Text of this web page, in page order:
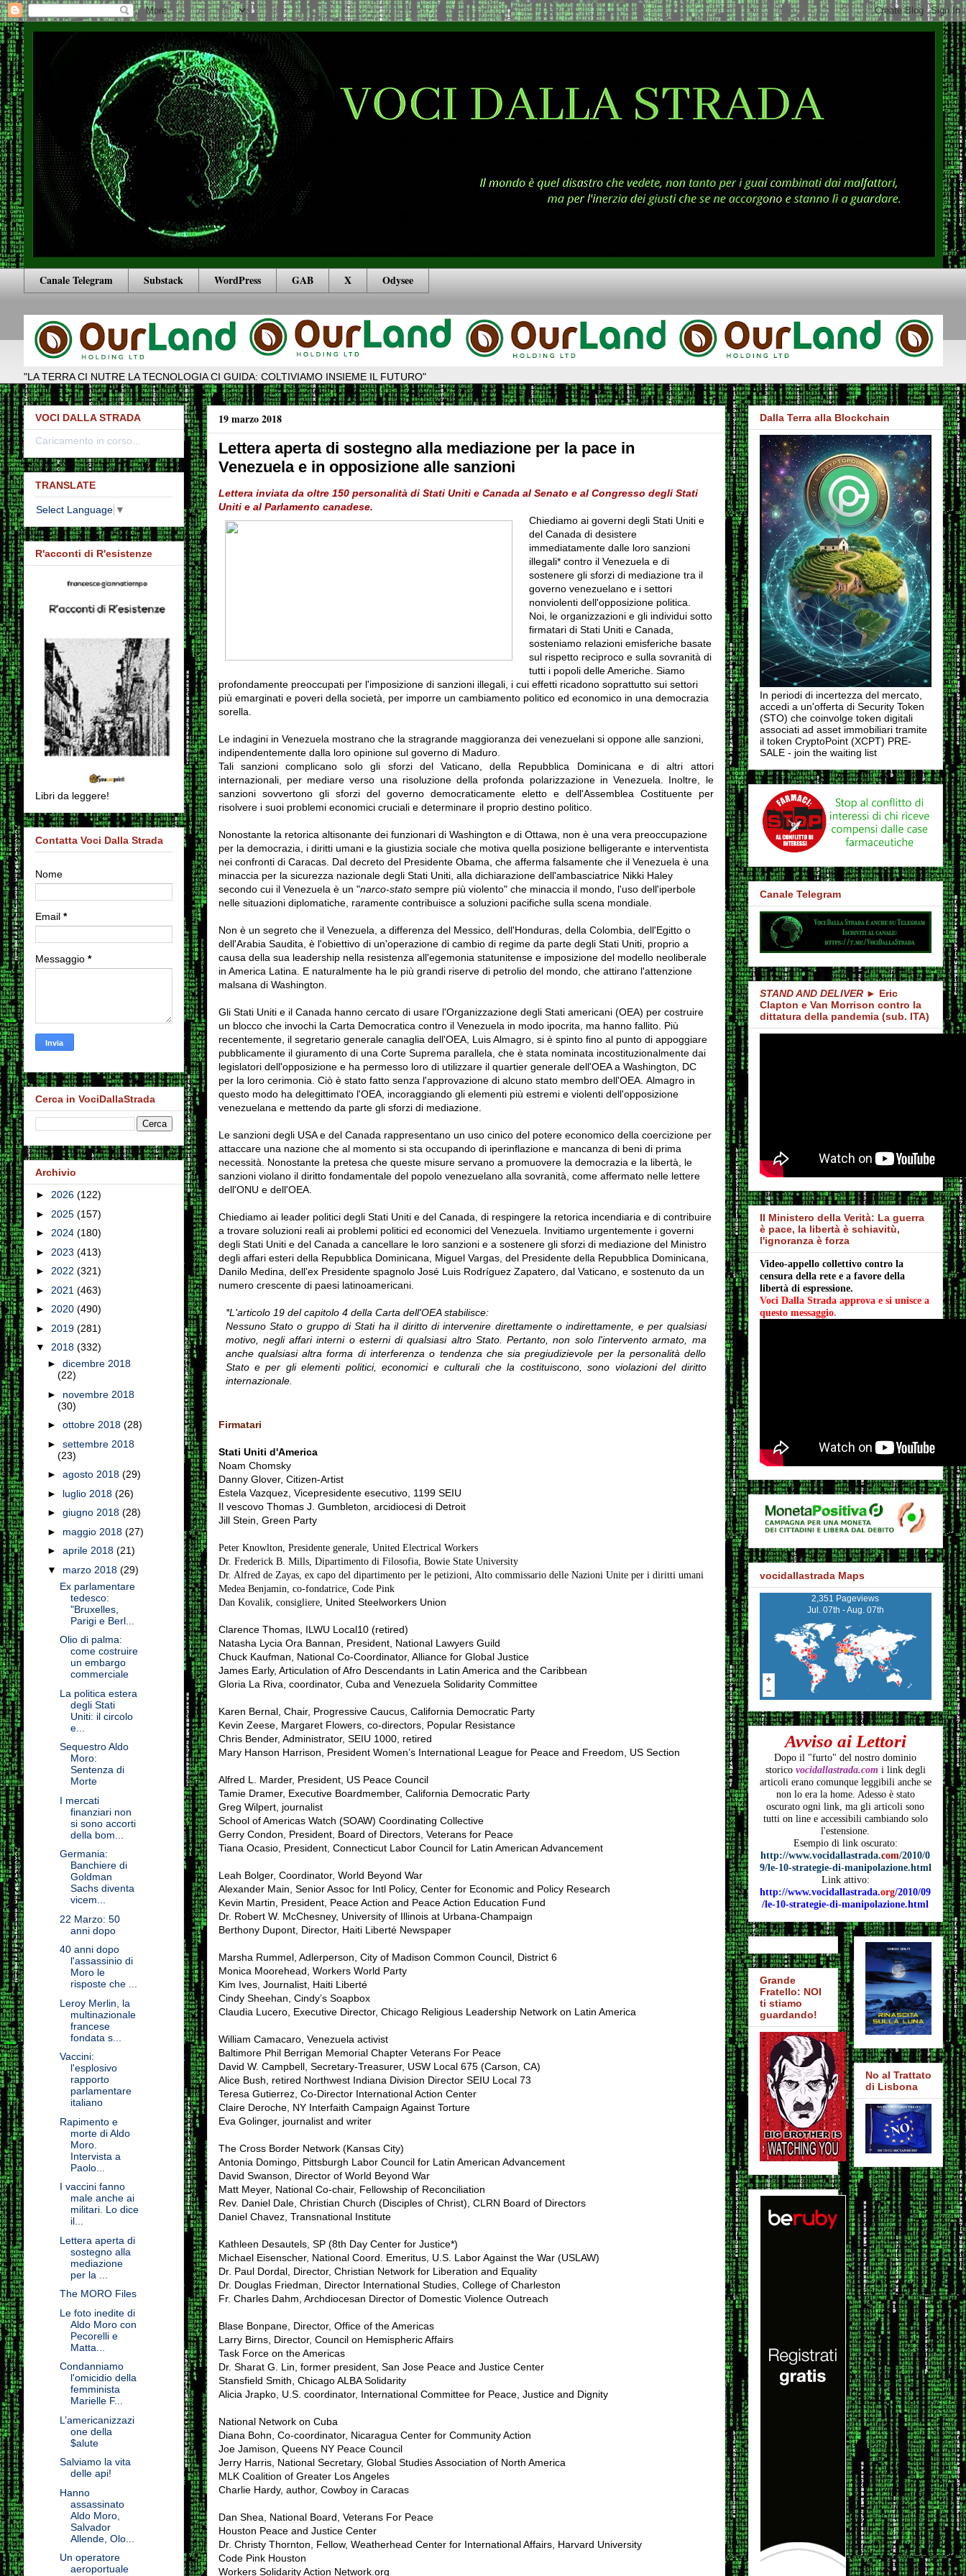
Canale Telegram Substack WordPress GAB X Odysee
"LA TERRA CI NUTRE LA TECNOLOGIA CI GUIDA: COLTIVIAMO INSIEME IL FUTURO"
19 marzo 2018
Lettera aperta di sostegno alla mediazione per la pace in
Venezuela e in opposizione alle sanzioni
Lettera inviata da oltre 150 personalità di Stati Uniti e Canada al Senato e al Congresso degli Stati
Uniti e al Parlamento canadese.
Chiediamo ai governi degli Stati Uniti e
del Canada di desistere
immediatamente dalle loro sanzioni
illegali* contro il Venezuela e di
sostenere gli sforzi di mediazione tra il
governo venezuelano e i settori
nonviolenti dell'opposizione politica.
Noi, le organizzazioni e gli individui sotto
firmatari di Stati Uniti e Canada,
sosteniamo relazioni emisferiche basate
sul rispetto reciproco e sulla sovranità di
tutti i popoli delle Americhe. Siamo
profondamente preoccupati per l'imposizione di sanzioni illegali, i cui effetti ricadono soprattutto sui settori
più emarginati e poveri della società, per imporre un cambiamento politico ed economico in una democrazia
sorella.
Le indagini in Venezuela mostrano che la stragrande maggioranza dei venezuelani si oppone alle sanzioni,
indipendentemente dalla loro opinione sul governo di Maduro.
Tali sanzioni complicano solo gli sforzi del Vaticano, della Repubblica Dominicana e di altri attori
internazionali, per mediare verso una risoluzione della profonda polarizzazione in Venezuela.
Inoltre, le
sanzioni sovvertono gli sforzi del governo democraticamente eletto e dell'Assemblea Costituente per
risolvere i suoi problemi economici cruciali e determinare il proprio destino politico.
Nonostante la retorica altisonante dei funzionari di Washington e di Ottawa, non è una vera preoccupazione
per la democrazia, i diritti umani e la giustizia sociale che motiva quella posizione belligerante e interventista
nei confronti di Caracas. Dal decreto del Presidente Obama, che afferma falsamente che il Venezuela è una
minaccia per la sicurezza nazionale degli Stati Uniti, alla dichiarazione dell'ambasciatrice Nikki Haley
secondo cui il Venezuela è un "narco-statosempre più violento" che minaccia il mondo, l'uso dell'iperbole
nelle situazioni diplomatiche, raramente contribuisce a soluzioni pacifiche sulla scena mondiale.
Non è un segreto che il Venezuela, a differenza del Messico, dell'Honduras, della Colombia, dell'Egitto o
dell'Arabia Saudita, è l'obiettivo di un'operazione di cambio di regime da parte degli Stati Uniti, proprio a
causa della sua leadership nella resistenza all'egemonia statunitense e imposizione del modello neoliberale
in America Latina.
E naturalmente ha le più grandi riserve di petrolio del mondo, che attirano l'attenzione
malsana di Washington.
Gli Stati Uniti e il Canada hanno cercato di usare l'Organizzazione degli Stati americani (OEA) per costruire
un blocco che invochi la Carta Democratica contro il Venezuela in modo ipocrita, ma hanno fallito. Più
recentemente, il segretario generale canaglia dell'OEA, Luis Almagro, si è spinto fino al punto di appoggiare
pubblicamente il giuramento di una Corte Suprema parallela, che è stata nominata incostituzionalmente dai
legislatori dell'opposizione e ha permesso loro di utilizzare il quartier generale dell'OEA a Washington, DC
per la loro cerimonia. Ciò è stato fatto senza l'approvazione di alcuno stato membro dell'OEA. Almagro in
questo modo ha delegittimato l'OEA, incoraggiando gli elementi più estremi e violenti dell'opposizione
venezuelana e mettendo da parte gli sforzi di mediazione.
Le sanzioni degli USA e del Canada rappresentano un uso cinico del potere economico della coercizione per
attaccare una nazione che al momento si sta occupando di iperinflazione e mancanza di beni di prima
necessità.
Nonostante la pretesa che queste misure servano a promuovere la democrazia e la libertà, le
sanzioni violano il diritto fondamentale del popolo venezuelano alla sovranità, come affermato nelle lettere
dell'ONU e dell'OEA.
Chiediamo ai leader politici degli Stati Uniti e del Canada, di respingere la retorica incendiaria e di contribuire
a trovare soluzioni reali ai problemi politici ed economici del Venezuela.
Invitiamo urgentemente i governi
degli Stati Uniti e del Canada a cancellare le loro sanzioni e a sostenere gli sforzi di mediazione del Ministro
degli affari esteri della Repubblica Dominicana, Miguel Vargas, del Presidente della Repubblica Dominicana,
Danilo Medina, dell'ex Presidente spagnolo José Luis Rodríguez Zapatero, dal Vaticano, e sostenuto da un
numero crescente di paesi latinoamericani.
*L'articolo 19 del capitolo 4 della Carta dell'OEA stabilisce:
Nessuno Stato o gruppo di Stati ha il diritto di intervenire direttamente o indirettamente, e per qualsiasi
motivo, negli affari interni o esterni di qualsiasi altro Stato.
Pertanto, non solo l'intervento armato, ma
anche qualsiasi altra forma di interferenza o tendenza che sia pregiudizievole per la personalità dello
Stato e per gli elementi politici, economici e culturali che la costituiscono, sono violazioni del diritto
internazionale.
Firmatari
Stati Uniti d'America
Noam Chomsky
Danny Glover, Citizen-Artist
Estela Vazquez, Vicepresidente esecutivo, 1199 SEIU
Il vescovo Thomas J. Gumbleton, arcidiocesi di Detroit
Jill Stein, Green Party
Peter Knowlton, Presidente generale, United Electrical Workers
Dr. Frederick B. Mills, Dipartimento di Filosofia, Bowie State University
Dr. Alfred de Zayas, ex capo del dipartimento per le petizioni, Alto commissario delle Nazioni Unite per i diritti umani
Medea Benjamin, co-fondatrice, Code Pink
Dan Kovalik, consigliere, United Steelworkers Union
Clarence Thomas, ILWU Local10 (retired)
Natasha Lycia Ora Bannan, President, National Lawyers Guild
Chuck Kaufman, National Co-Coordinator, Alliance for Global Justice
James Early, Articulation of Afro Descendants in Latin America and the Caribbean
Gloria La Riva, coordinator, Cuba and Venezuela Solidarity Committee
Karen Bernal, Chair, Progressive Caucus, California Democratic Party
Kevin Zeese, Margaret Flowers, co-directors, Popular Resistance
Chris Bender, Administrator, SEIU 1000, retired
Mary Hanson Harrison, President Women’s International League for Peace and Freedom, US Section
Alfred L. Marder, President, US Peace Council
Tamie Dramer, Executive Boardmember, California Democratic Party
Greg Wilpert, journalist
School of Americas Watch (SOAW) Coordinating Collective
Gerry Condon, President, Board of Directors, Veterans for Peace
Tiana Ocasio, President, Connecticut Labor Council for Latin American Advancement
Leah Bolger, Coordinator, World Beyond War
Alexander Main, Senior Assoc for Intl Policy, Center for Economic and Policy Research
Kevin Martin, President, Peace Action and Peace Action Education Fund
Dr. Robert W. McChesney, University of Illinois at Urbana-Champaign
Berthony Dupont, Director, Haiti Liberté Newspaper
Marsha Rummel, Adlerperson, City of Madison Common Council, District 6
Monica Moorehead, Workers World Party
Kim Ives, Journalist, Haiti Liberté
Cindy Sheehan, Cindy’s Soapbox
Claudia Lucero, Executive Director, Chicago Religious Leadership Network on Latin America
William Camacaro, Venezuela activist
Baltimore Phil Berrigan Memorial Chapter Veterans For Peace
David W. Campbell, Secretary-Treasurer, USW Local 675 (Carson, CA)
Alice Bush, retired Northwest Indiana Division Director SEIU Local 73
Teresa Gutierrez, Co-Director International Action Center
Claire Deroche, NY Interfaith Campaign Against Torture
Eva Golinger, journalist and writer
The Cross Border Network (Kansas City)
Antonia Domingo, Pittsburgh Labor Council for Latin American Advancement
David Swanson, Director of World Beyond War
Matt Meyer, National Co-chair, Fellowship of Reconciliation
Rev. Daniel Dale, Christian Church (Disciples of Christ), CLRN Board of Directors
Daniel Chavez, Transnational Institute
Kathleen Desautels, SP (8th Day Center for Justice*)
Michael Eisenscher, National Coord. Emeritus, U.S. Labor Against the War (USLAW)
Dr. Paul Dordal, Director, Christian Network for Liberation and Equality
Dr. Douglas Friedman, Director International Studies, College of Charleston
Fr. Charles Dahm, Archdiocesan Director of Domestic Violence Outreach
Blase Bonpane, Director, Office of the Americas
Larry Birns, Director, Council on Hemispheric Affairs
Task Force on the Americas
Dr. Sharat G. Lin, former president, San Jose Peace and Justice Center
Stansfield Smith, Chicago ALBA Solidarity
Alicia Jrapko, U.S. coordinator, International Committee for Peace, Justice and Dignity
National Network on Cuba
Diana Bohn, Co-coordinator, Nicaragua Center for Community Action
Joe Jamison, Queens NY Peace Council
Jerry Harris, National Secretary, Global Studies Association of North America
MLK Coalition of Greater Los Angeles
Charlie Hardy, author, Cowboy in Caracas
Dan Shea, National Board, Veterans For Peace
Houston Peace and Justice Center
Dr. Christy Thornton, Fellow, Weatherhead Center for International Affairs, Harvard University
Code Pink Houston
Workers Solidarity Action Network.org
VOCI DALLA STRADA
Caricamento in corso...
TRANSLATE
Select Language ▼
R'acconti di R'esistenze
Libri da leggere!
Contatta Voci Dalla Strada
Nome
Email *
Messaggio *
Cerca in VociDallaStrada
Archivio
► 2026 (122)
► 2025 (157)
► 2024 (180)
► 2023 (413)
► 2022 (321)
► 2021 (463)
► 2020 (490)
► 2019 (281)
▼ 2018 (332)
►dicembre 2018
(22)
► novembre 2018
(30)
►ottobre 2018(28)
►settembre 2018
(23)
►agosto 2018(29)
► luglio 2018(26)
►giugno 2018(28)
► maggio 2018(27)
►aprile 2018(21)
▼ marzo 2018(29)
Ex parlamentare
tedesco:
"Bruxelles,
Parigi e Berl...
Olio di palma:
come costruire
un embargo
commerciale
La politica estera
degli Stati
Uniti: il circolo
e...
Sequestro Aldo
Moro:
Sentenza di
Morte
I mercati
finanziari non
si sono accorti
della bom...
Germania:
Banchiere di
Goldman
Sachs diventa
vicem...
22 Marzo: 50
anni dopo
40 anni dopo
l'assassinio di
Moro le
risposte che ...
Leroy Merlin, la
multinazionale
francese
fondata s...
Vaccini:
l'esplosivo
rapporto
parlamentare
italiano
Rapimento e
morte di Aldo
Moro.
Intervista a
Paolo...
I vaccini fanno
male anche ai
militari. Lo dice
il...
Lettera aperta di
sostegno alla
mediazione
per la ...
The MORO Files
Le foto inedite di
Aldo Moro con
Pecorelli e
Matta...
Condanniamo
l'omicidio della
femminista
Marielle F...
L’americanizzazi
one della
$alute
Salviamo la vita
delle api!
Hanno
assassinato
Aldo Moro,
Salvador
Allende, Olo...
Un operatore
aeroportuale
Dalla Terra alla Blockchain
In periodi di incertezza del mercato,
accedi a un'offerta di Security Token
(STO) che coinvolge token digitali
associati ad asset immobiliari tramite
il token CryptoPoint (XCPT) PRE-
SALE - join the waiting list
Canale Telegram
STAND AND DELIVER► Eric
Clapton e Van Morrison contro la
dittatura della pandemia (sub. ITA)
Il Ministero della Verità: La guerra
è pace, la libertà è schiavitù,
l'ignoranza è forza
Video-appello collettivo contro la
censura della rete e a favore della
libertà di espressione.
Voci Dalla Strada approva e si unisce a
questo messaggio.
vocidallastrada Maps
2,351 Pageviews
Jul. 07th - Aug. 07th
Avviso ai Lettori
Dopo il "furto" del nostro dominio
storico vocidallastrada.comi link degli
articoli erano comunque leggibili anche se
non lo era la home. Adesso è stato
oscurato ogni link, ma gli articoli sono
tutti on line e accessibili cambiando solo
l'estensione.
Esempio di link oscurato:
http://www.vocidallastrada.com/2010/0
9/le-10-strategie-di-manipolazione.html
Link attivo:
http://www.vocidallastrada.org/2010/09
/le-10-strategie-di-manipolazione.html
Grande
Fratello: NOI
ti stiamo
guardando!
No al Trattato
di Lisbona